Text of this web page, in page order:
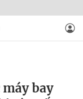
bay